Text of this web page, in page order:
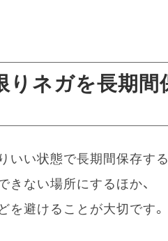
りネガを長期
いい状態で長期間保存する
きない場所にするほか、
を避けることが大切です。